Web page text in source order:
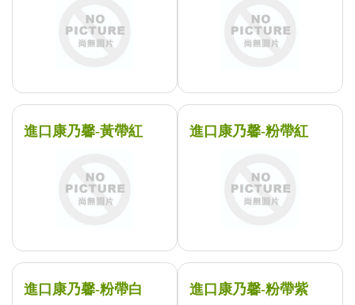
進口康乃馨-黃帶紅 進口康乃馨-粉帶紅
進口康乃馨-粉帶白 進口康乃馨-粉帶紫